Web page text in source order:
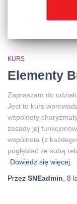
KURS
Elementy
Zapraszam do
Jest to kurs
wspólnoty
zasady jej
wspólnota (z
pogłębiać ze sobą
Dowiedz się więcej
Przez SNEadmin 8